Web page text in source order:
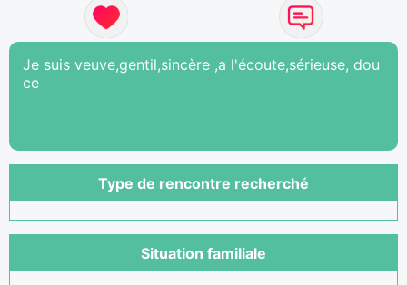
Je suis veuve,gentil,sincère ,a l'écoute,sérieuse, dou
ce
Type de rencontre recherché
Situation familiale